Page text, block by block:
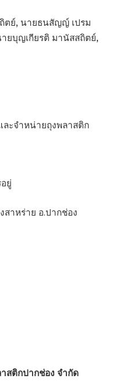
ตย์, นายธนสัญญ์ เปรม
ยบุญเกียรติ มานัสสถิตย์,
ละจำหน่ายถุงพลาสติก
ยู่
สาหร่าย อ.ปากช่อง
สติกปากช่อง จำกัด